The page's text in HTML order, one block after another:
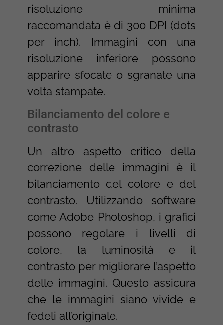
risoluzione minima
raccomandata è di 300 DPI (dots
per inch). Immagini con una
risoluzione inferiore possono
apparire sfocate o sgranate una
volta stampate.
Bilanciamento del colore e
contrasto
Un altro aspetto critico della
correzione delle immagini è il
bilanciamento del colore e del
contrasto. Utilizzando software
come Adobe Photoshop, i grafici
possono regolare i livelli di
colore, la luminosità e il
contrasto per migliorare l’aspetto
delle immagini. Questo assicura
che le immagini siano vivide e
fedeli all’originale.